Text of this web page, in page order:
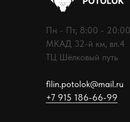
Пн - Пт, 8:00 - 20:00
МКАД 32-й км, вл.4
ТЦ Шёлковый путь
filin.potolok@mail.ru
+7 915 186-66-99